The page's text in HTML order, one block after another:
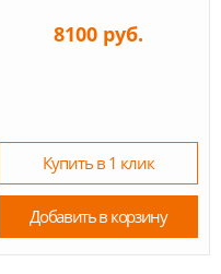
8100 руб.
Купить в 1 клик
Добавить в корзину